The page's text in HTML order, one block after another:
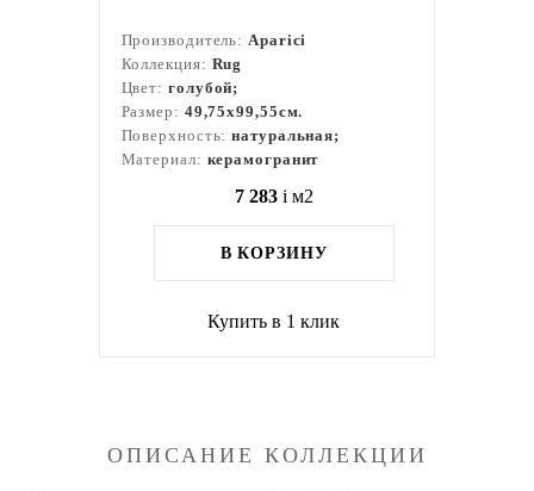
Производитель:Aparici
Коллекция: Rug
Цвет: голубой;
Размер: 49,75x99,55см.
Поверхность:натуральная;
Материал: керамогранит
7 283 i м2
В КОРЗИНУ
Купить в 1 клик
ОПИСАНИЕ КОЛЛЕКЦИИ